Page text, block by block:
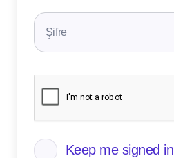
Keep me signed in